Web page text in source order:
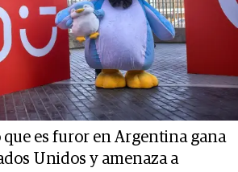
es furor en Argentina gana
Unidos y amenaza a